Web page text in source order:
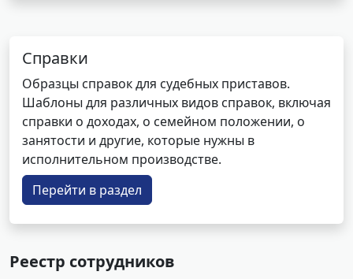
Справки
Образцы справок для судебных приставов.
Шаблоны для различных видов справок, включая
справки о доходах, о семейном положении, о
занятости и другие, которые нужны в
исполнительном производстве.
Перейти в раздел
Реестр сотрудников